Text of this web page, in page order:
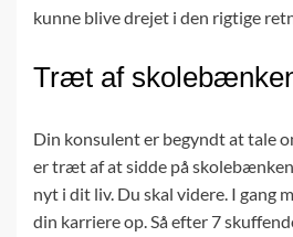
kunne blive drejet i den rigtige
Træt af
Din konsulent er begyndt at tale
er træt af at sidde på
nyt i dit liv. Du skal videre. I gang
din karriere op. Så efter 7